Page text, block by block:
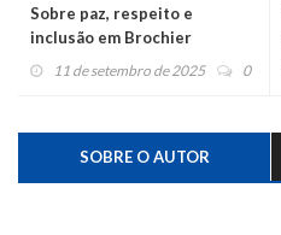
Sobre paz, respeito e
inclusão em Brochier
11 de setembro de 2025 0
SOBRE O AUTOR